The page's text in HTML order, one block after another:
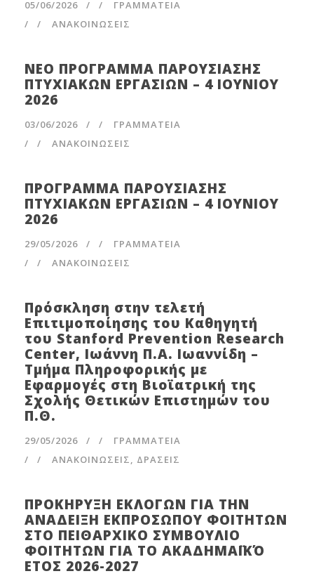
05/06/2026 /
ΓΡΑΜΜΑΤΕΊΑ
/
ΑΝΑΚΟΙΝΩΣΕΙΣ
ΝΕΟ ΠΡΟΓΡΑΜΜΑ ΠΑΡΟΥΣΙΑΣΗΣ
ΠΤΥΧΙΑΚΩΝ ΕΡΓΑΣΙΩΝ – 4 ΙΟΥΝΙΟΥ
2026
03/06/2026 /
ΓΡΑΜΜΑΤΕΊΑ
/
ΑΝΑΚΟΙΝΩΣΕΙΣ
ΠΡΟΓΡΑΜΜΑ ΠΑΡΟΥΣΙΑΣΗΣ
ΠΤΥΧΙΑΚΩΝ ΕΡΓΑΣΙΩΝ – 4 ΙΟΥΝΙΟΥ
2026
29/05/2026 /
ΓΡΑΜΜΑΤΕΊΑ
/
ΑΝΑΚΟΙΝΩΣΕΙΣ
Πρόσκληση στην τελετή
Επιτιμοποίησης του Καθηγητή
του Stanford Prevention Research
Center, Ιωάννη Π.Α. Ιωαννίδη –
Τμήμα Πληροφορικής με
Εφαρμογές στη Βιοϊατρική της
Σχολής Θετικών Επιστημών του
Π.Θ.
29/05/2026 /
ΓΡΑΜΜΑΤΕΊΑ
/
ΑΝΑΚΟΙΝΩΣΕΙΣ, ΔΡΑΣΕΙΣ
ΠΡΟΚΗΡΥΞΗ ΕΚΛΟΓΩΝ ΓΙΑ ΤΗΝ
ΑΝΑΔΕΙΞΗ ΕΚΠΡΟΣΩΠΟΥ ΦΟΙΤΗΤΩΝ
ΣΤΟ ΠΕΙΘΑΡΧΙΚΟ ΣΥΜΒΟΥΛΙΟ
ΦΟΙΤΗΤΩΝ ΓΙΑ ΤΟ ΑΚΑΔΗΜΑΪΚΌ
ΕΤΟΣ 2026-2027